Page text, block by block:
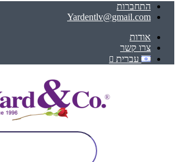
התחברות
Yardentlv@gmail.com
אודות
צרו קשר
עברית